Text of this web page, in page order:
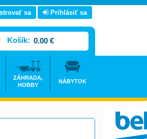
sa Prihlásiť sa
Košík: 0.00 €
ZÁHRADA,
HOBBY
NÁBYTOK